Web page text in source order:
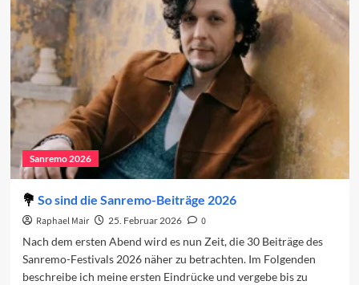
den
dritten
Sanremo 2026
So sind die Sanremo-Beiträge 2026
Raphael Mair 25. Februar 2026
0
Nach dem ersten Abend wird es nun Zeit, die 30 Beiträge des
Sanremo-Festivals 2026 näher zu betrachten. Im Folgenden
beschreibe ich meine ersten Eindrücke und vergebe bis zu